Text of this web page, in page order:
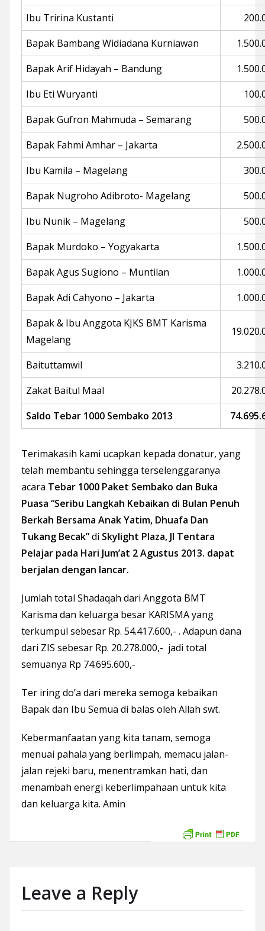
Ibu Tririna Kustanti
Bapak Bambang Widiadana Kurniawan
Bapak Arif Hidayah – Bandung
Ibu Eti Wuryanti
Bapak Gufron Mahmuda – Semarang
Bapak Fahmi Amhar – Jakarta
Ibu Kamila – Magelang
Bapak Nugroho Adibroto- Magelang
Ibu Nunik – Magelang
Bapak Murdoko – Yogyakarta
Bapak Agus Sugiono – Muntilan
Bapak Adi Cahyono – Jakarta
Bapak & Ibu Anggota KJKS BMT Karisma
Magelang
Baituttamwil
Zakat Baitul Maal
Saldo Tebar 1000 Sembako 2013
Terimakasih kami ucapkan kepada donatur, yang
telah membantu sehingga terselenggaranya
acara Tebar 1000 Paket Sembako dan Buka
Puasa “Seribu Langkah Kebaikan di Bulan Penuh
Berkah Bersama Anak Yatim, Dhuafa Dan
Tukang Becak”di Skylight Plaza, Jl Tentara
Pelajar pada Hari Jum’at 2 Agustus 2013. dapat
berjalan dengan lancar.
Jumlah total Shadaqah dari Anggota BMT
Karisma dan keluarga besar KARISMA yang
terkumpul sebesar Rp. 54.417.600,- . Adapun dana
dari ZIS sebesar Rp. 20.278.000,- jadi total
semuanya Rp 74.695.600,-
Ter iring do’a dari mereka semoga kebaikan
Bapak dan Ibu Semua di balas oleh Allah swt.
Kebermanfaatan yang kita tanam, semoga
menuai pahala yang berlimpah, memacu jalan-
jalan rejeki baru, menentramkan hati, dan
menambah energi keberlimpahaan untuk kita
dan keluarga kita. Amin
Leave a Reply